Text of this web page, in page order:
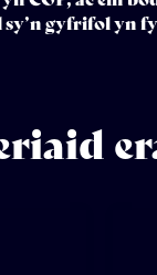
gyfrifol yn